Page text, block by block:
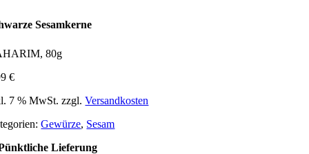
Sesamkerne
80g
€
7 % MwSt. zzgl.Versandkosten
Gewürze, Sesam
Lieferung